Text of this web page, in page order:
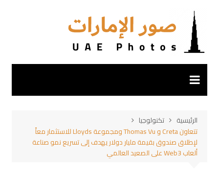
المحتوى
الرئيسية
تكنولوجيا
تتعاون Creta و Thomas Vu ومجموعة Lloyds للاستثمار معاً
لإطلاق صندوق بقيمة مليار دولار يهدف إلى تسريع نمو صناعة
ألعاب Web3 على الصعيد العالمي